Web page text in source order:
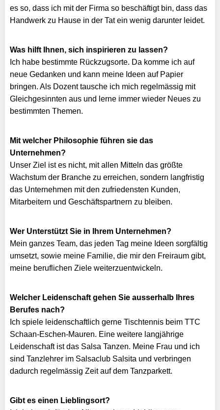
es so, dass ich mit der Firma so beschäftigt bin, dass das
Handwerk zu Hause in der Tat ein wenig darunter leidet.
Was hilft Ihnen, sich inspirieren zu lassen?
Ich habe bestimmte Rückzugsorte. Da komme ich auf
neue Gedanken und kann meine Ideen auf Papier
bringen. Als Dozent tausche ich mich regelmässig mit
Gleichgesinnten aus und lerne immer wieder Neues zu
bestimmten Themen.
Mit welcher Philosophie führen sie das
Unternehmen?
Unser Ziel ist es nicht, mit allen Mitteln das größte
Wachstum der Branche zu erreichen, sondern langfristig
das Unternehmen mit den zufriedensten Kunden,
Mitarbeitern und Geschäftspartnern zu bleiben.
Wer Unterstützt Sie in Ihrem Unternehmen?
Mein ganzes Team, das jeden Tag meine Ideen sorgfältig
umsetzt, sowie meine Familie, die mir den Freiraum gibt,
meine beruflichen Ziele weiterzuentwickeln.
Welcher Leidenschaft gehen Sie ausserhalb Ihres
Berufes nach?
Ich spiele leidenschaftlich gerne Tischtennis beim TTC
Schaan-Eschen-Mauren. Eine weitere langjährige
Leidenschaft ist das Salsa Tanzen. Meine Frau und ich
sind Tanzlehrer im Salsaclub Salsita und verbringen
dadurch regelmässig Zeit auf dem Tanzparkett.
Gibt es einen Lieblingsort?